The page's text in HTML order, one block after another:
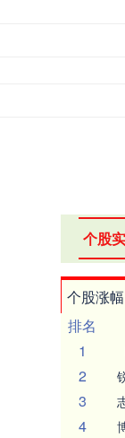
个股
个股涨幅
排名
1
2
3
4